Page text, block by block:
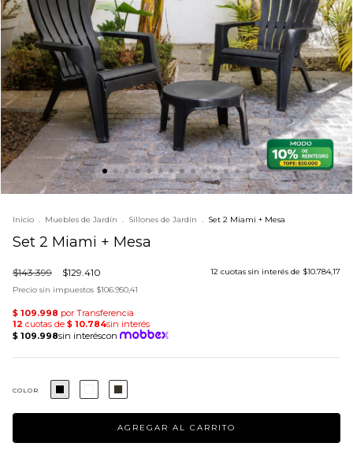
Inicio . Muebles de Jardín . Sillones de Jardín . Set 2 Miami + Mesa
Set 2 Miami + Mesa
$143.399 $129.410 12 cuotas sin interés de $10.784,17
Precio sin impuestos $106.950,41
COLOR